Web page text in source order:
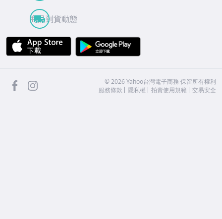
商品到貨動態
APP Store
facebook ©2026 Yahoo台灣電子商務 保留所有權利
服務條款
隱私權 拍賣使用規範 交易安全